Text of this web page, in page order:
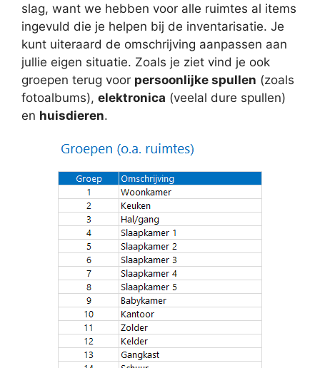
slag, want we hebben voor alle ruimtes al items
ingevuld die je helpen bij de inventarisatie. Je
kunt uiteraard de omschrijving aanpassen aan
jullie eigen situatie. Zoals je ziet vind je ook
groepen terug voor persoonlijke spullen (zoals
fotoalbums), elektronica (veelal dure spullen)
en huisdieren.